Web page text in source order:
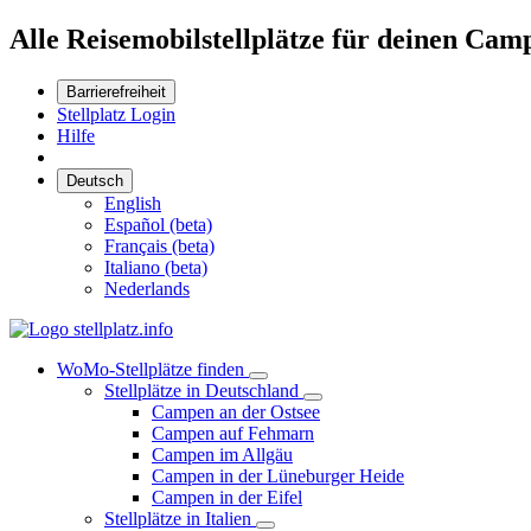
Alle Reisemobilstellplätze für deinen
Barrierefreiheit
Stellplatz Login
Hilfe
Deutsch
English
Español (beta)
Français (beta)
Italiano (beta)
Nederlands
WoMo-Stellplätze finden
Stellplätze in Deutschland
Campen an der Ostsee
Campen auf Fehmarn
Campen im Allgäu
Campen in der Lüneburger Heide
Campen in der Eifel
Stellplätze in Italien